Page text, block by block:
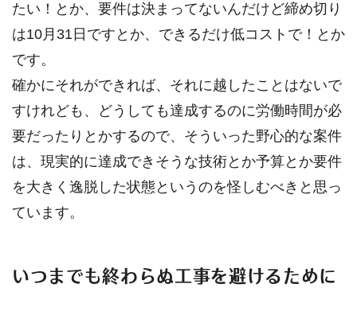
たい！とか、要件は決まってないんだけど締め切り
は10月31日ですとか、できるだけ低コストで！とか
です。
確かにそれができれば、それに越したことはないで
すけれども、どうしても達成するのに労働時間が必
要だったりとかするので、そういった野心的な案件
は、現実的に達成できそうな技術とか予算とか要件
を大きく逸脱した状態というのを怪しむべきと思っ
ています。
いつまでも終わらぬ工事を避けるために